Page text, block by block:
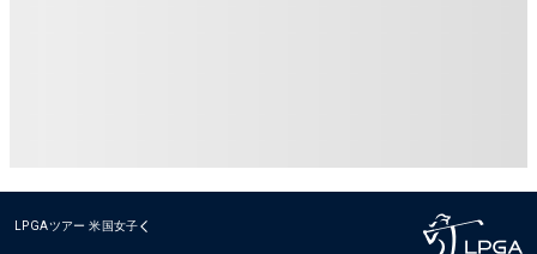
LPGAツアー 米国女子